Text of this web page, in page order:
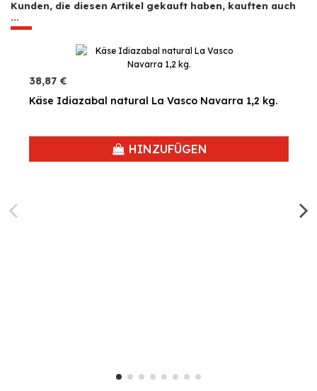
Kunden, die diesen Artikel gekauft haben, kauften auch
...
38,87 €
Käse Idiazabal natural La Vasco Navarra 1,2 kg.
HINZUFÜGEN